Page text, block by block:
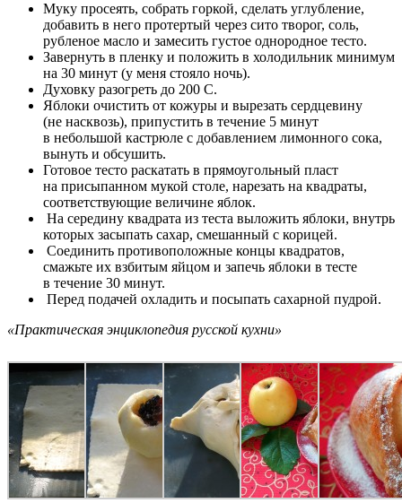
Муку просеять, собрать горкой, сделать углубление,
добавить в него протертый через сито творог, соль,
рубленое масло и замесить густое однородное тесто.
Завернуть в пленку и положить в холодильник минимум
на 30 минут (у меня стояло ночь).
Духовку разогреть до 200 С.
Яблоки очистить от кожуры и вырезать сердцевину
(не насквозь), припустить в течение 5 минут
в небольшой кастрюле с добавлением лимонного сока,
вынуть и обсушить.
Готовое тесто раскатать в прямоугольный пласт
на присыпанном мукой столе, нарезать на квадраты,
соответствующие величине яблок.
На середину квадрата из теста выложить яблоки, внутрь
которых засыпать сахар, смешанный с корицей.
Соединить противоположные концы квадратов,
смажьте их взбитым яйцом и запечь яблоки в тесте
в течение 30 минут.
Перед подачей охладить и посыпать сахарной пудрой.
«Практическая энциклопедия русской кухни»